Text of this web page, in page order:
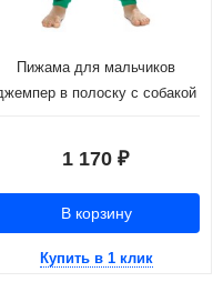
Пижама для мальчиков
в полоску с собакой
1 170 ₽
В корзину
Купить в 1 клик